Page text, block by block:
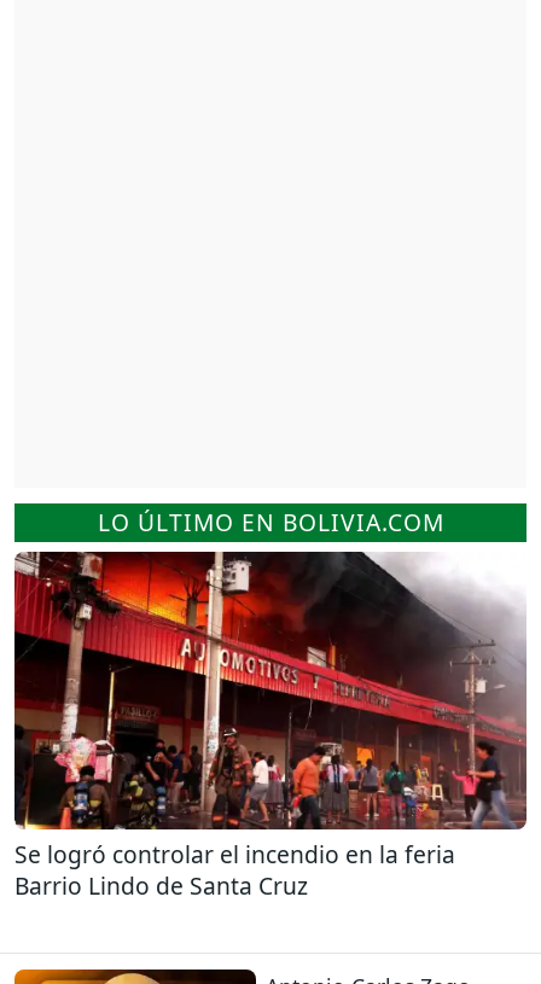
LO ÚLTIMO EN BOLIVIA.COM
Se logró controlar el incendio en la feria
Barrio Lindo de Santa Cruz